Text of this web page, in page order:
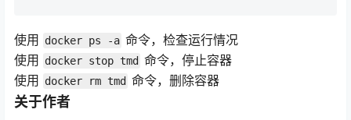
使用 docker ps -a 命令，检查运行情况
使用
docker stop tmd 命令，停止容器
使用
docker rm tmd 命令，删除容器
关于作者